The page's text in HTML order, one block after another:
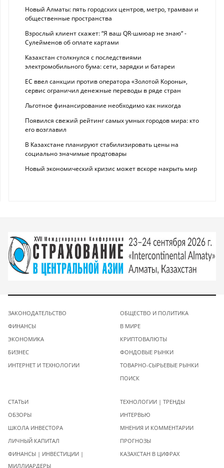
Новый Алматы: пять городских центров, метро, трамваи и
общественные пространства
Взрослый клиент скажет: “Я ваш QR-шмюар не знаю“ -
Сулейменов об оплате картами
Казахстан столкнулся с последствиями
электромобильного бума: сети, зарядки и батареи
ЕС ввел санкции против оператора «Золотой Короны»,
сервис ограничил денежные переводы в ряде стран
Льготное финансирование необходимо как никогда
Появился свежий рейтинг самых умных городов мира: кто
его возглавил
В Казахстане планируют стабилизировать цены на
социально значимые продтовары
Новый экономический кризис может вскоре накрыть мир
ЗАКОНОДАТЕЛЬСТВО
ФИНАНСЫ
ЭКОНОМИКА
БИЗНЕС
ИНТЕРНЕТ И ТЕХНОЛОГИИ
ОБЩЕСТВО И ПОЛИТИКА
В МИРЕ
КРИПТОВАЛЮТЫ
ФОНДОВЫЕ РЫНКИ
ТОВАРНО-СЫРЬЕВЫЕ РЫНКИ
ПОИСК
СТАТЬИ
ОБЗОРЫ
ШКОЛА ИНВЕСТОРА
ЛИЧНЫЙ КАПИТАЛ
ФИНАНСЫ | ИНВЕСТИЦИИ |
МИЛЛИАРДЕРЫ
ТЕХНОЛОГИИ | ТРЕНДЫ
ИНТЕРВЬЮ
МНЕНИЯ И КОММЕНТАРИИ
ПРОГНОЗЫ
КАЗАХСТАН В ЦИФРАХ